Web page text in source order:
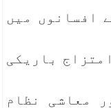
افسانوں میں
باریکی
معاشی نظام